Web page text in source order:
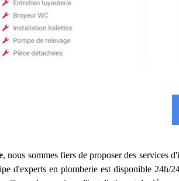
, nous sommes fiers de proposer des services
d'experts en plomberie est disponible